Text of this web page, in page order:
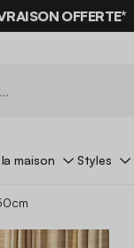
OFFERTE*
maison Styles